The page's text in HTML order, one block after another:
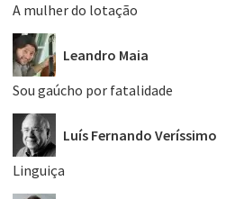
A mulher do lotação
Leandro Maia
Sou gaúcho por fatalidade
Luís Fernando Veríssimo
Linguiça